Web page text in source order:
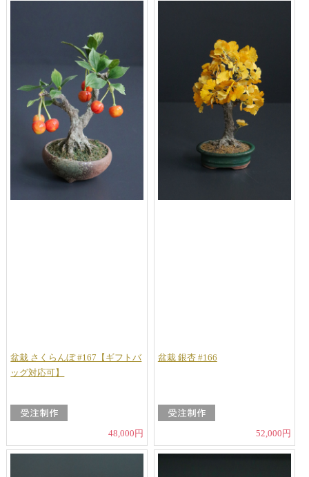
盆栽 さくらんぼ #167【ギフトバ
ッグ対応可】
48,000円
盆栽 銀杏 #166
52,000円